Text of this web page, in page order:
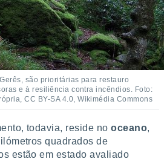
são prioritárias para restauro
e à resiliência contra incêndios. Foto:
CC BY-SA 4.0, Wikimédia Commons
todavia, reside nooceano,
quadrados de
estão em estado avaliado